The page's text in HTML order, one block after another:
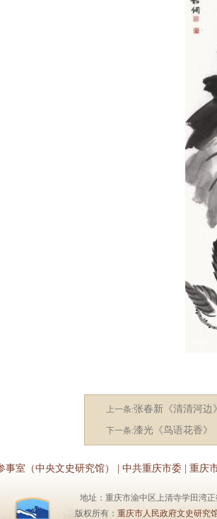
上一条:张春新《清清河边
下一条:漆光《鸟语花香》
事室（中央文史研究馆） 中共重庆市委 重庆
地址：重庆市渝中区上清寺学田湾
版权所有： 重庆市人民政府文史研究